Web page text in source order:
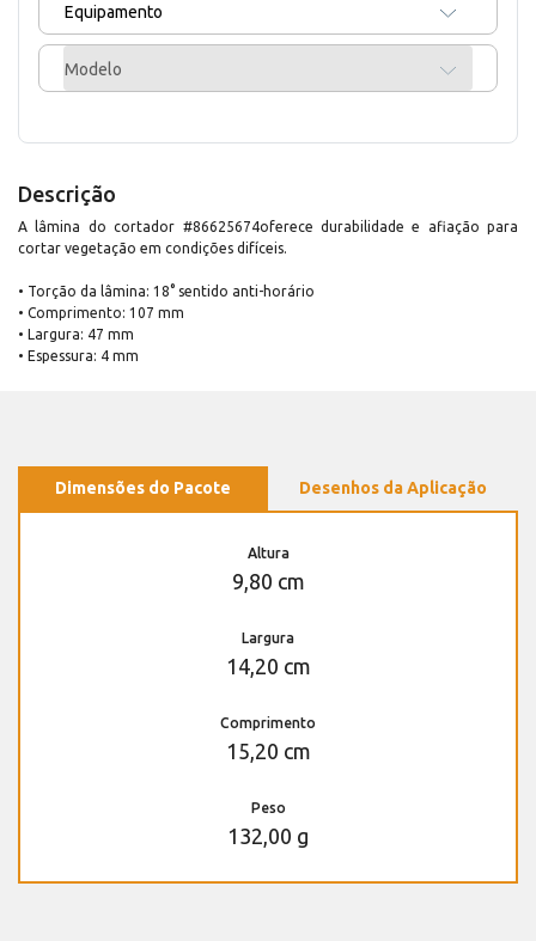
Equipamento
Modelo
Descrição
A lâmina do cortador #86625674oferece durabilidade e afiação para
cortar vegetação em condições difíceis.
• Torção da lâmina: 18° sentido anti-horário
• Comprimento: 107 mm
• Largura: 47 mm
• Espessura: 4 mm
Dimensões do Pacote Desenhos da Aplicação
Altura
9,80 cm
Largura
14,20 cm
Comprimento
15,20 cm
Peso
132,00 g